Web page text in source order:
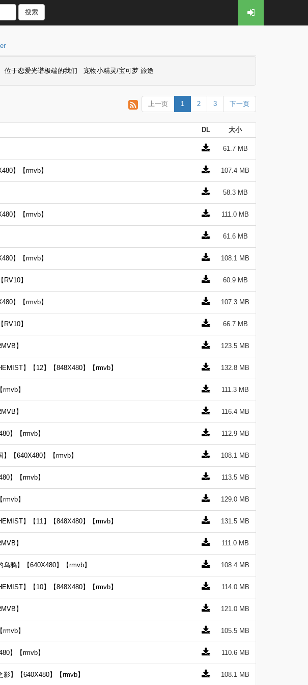
搜索
位于恋爱光谱极端的我们 宠物小精灵/宝可梦 旅途
上一页 1 2 3 下一页
DL 大小
61.7 MB
】【rmvb】 107.4 MB
58.3 MB
】【rmvb】 111.0 MB
61.6 MB
】【rmvb】 108.1 MB
】 60.9 MB
】【rmvb】 107.3 MB
】 66.7 MB
】 123.5 MB
】【12】【848X480】【rmvb】 132.8 MB
】 111.3 MB
】 116.4 MB
】【rmvb】 112.9 MB
【640X480】【rmvb】 108.1 MB
】【rmvb】 113.5 MB
】 129.0 MB
】【11】【848X480】【rmvb】 131.5 MB
】 111.0 MB
鸦】【640X480】【rmvb】 108.4 MB
】【10】【848X480】【rmvb】 114.0 MB
】 121.0 MB
】 105.5 MB
】【rmvb】 110.6 MB
】【640X480】【rmvb】 108.1 MB